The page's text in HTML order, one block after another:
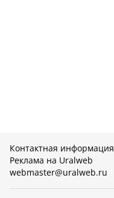
Контактная информация
Реклама на Uralweb
webmaster@uralweb.ru